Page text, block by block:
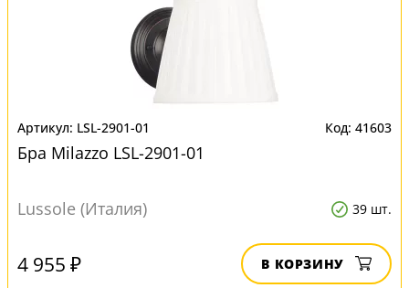
LSL-2901-01 41603
Бра Milazzo LSL-2901-01
Lussole (Италия) 39 шт.
4 955 ₽ В КОРЗИНУ